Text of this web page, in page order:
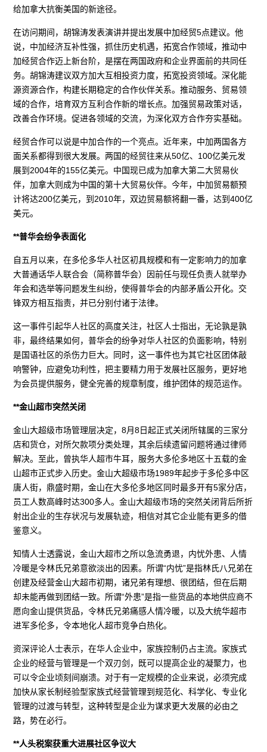
给加拿大抗衡美国的新途径。
在访问期间，胡锦涛发表演讲并提出发展中加经贸5点建议。他
说，中加经济互补性强，抓住历史机遇，拓宽合作领域，推动中
加经贸合作迈上新台阶，是摆在两国政府和企业界面前的共同任
务。胡锦涛建议双方加大互相投资力度，拓宽投资领域。深化能
源资源合作，构建长期稳定的合作伙伴关系。推动服务、贸易领
域的合作，培育双方互利合作新的增长点。加强贸易政策对话，
改善合作环境。促进各领域的交流，为深化双方合作夯实基础。
经贸合作可以说是中加合作的一个亮点。近年来，中加两国各方
面关系都得到很大发展。两国的经贸往来从50亿、100亿美元发
展到2004年的155亿美元。中国现已成为加拿大第二大贸易伙
伴，加拿大则成为中国的第十大贸易伙伴。今年，中加贸易额预
计将达200亿美元，到2010年，双边贸易额将翻一番，达到400亿
美元。
**普华会纷争表面化
自五月以来，在多伦多华人社区初具规模和有一定影响力的加拿
大普通话华人联合会（简称普华会）因前任与现任负责人就举办
年会和选举等问题发生纠纷，使得普华会的内部矛盾公开化。交
锋双方相互指责，并已分别付诸于法律。
这一事件引起华人社区的高度关注，社区人士指出，无论孰是孰
非，最终结果如何，普华会的纷争对华人社区的负面影响，特别
是国语社区的杀伤力巨大。同时，这一事件也为其它社区团体敲
响警钟，应避免功利性，把主要精力用于发展社区服务，更好地
为会员提供服务，健全完善的规章制度，维护团体的规范运作。
**金山超市突然关闭
金山大超级市场管理层决定，8月8日起正式关闭所辖属的三家分
店和货仓，对所欠款项分类处理，其余后续遗留问题将通过律师
解决。至此，曾执华人超市牛耳，服务大多伦多地区十五载的金
山超市正式步入历史。金山大超级市场1989年起步于多伦多中区
唐人街，鼎盛时期，金山在大多伦多地区同时最多开有5家分店，
员工人数高峰时达300多人。金山大超级市场的突然关闭背后所折
射出企业的生存状况与发展轨迹，相信对其它企业能有更多的借
鉴意义。
知情人士透露说，金山大超市之所以急流勇退，内忧外患、人情
冷暖是令林氏兄弟意欲淡出的因素。所谓“内忧”是指林氏八兄弟在
创建及经营金山大超市初期，诸兄弟有理想、很团结，但在后期
却未能再做到团结一致。所谓“外患”是指一些货品的本地供应商不
愿向金山提供货品，令林氏兄弟痛感人情冷暖，以及大统华超市
进军多伦多，令本地化人超市竞争白热化。
资深评论人士表示，在华人企业中，家族控制仍占主流。家族式
企业的经营与管理是一个双刃剑，既可以提高企业的凝聚力，也
可以令企业顷刻间崩溃。对于有一定规模的企业来说，必须完成
加快从家长制经验型家族式经营管理到规范化、科学化、专业化
管理的过渡与转型，这种转型是企业为谋求更大发展的必由之
路，势在必行。
**人头税案获重大进展社区争议大